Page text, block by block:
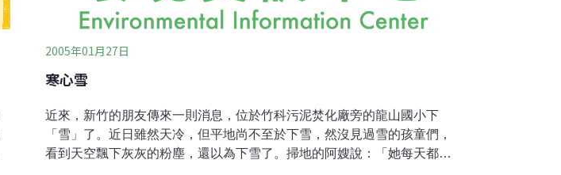
2005年01月27日
寒心雪
近來，新竹的朋友傳來一則消息，位於竹科污泥焚化廠旁的龍山國小下
「雪」了。近日雖然天冷，但平地尚不至於下雪，然沒見過雪的孩童們，
看到天空飄下灰灰的粉塵，還以為下雪了。掃地的阿嫂說：「她每天都會